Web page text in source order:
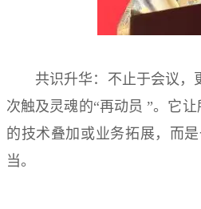
共识升华：不止于会议，
次触及灵魂的“再动员 ”。它
的技术叠加或业务拓展，而
当。